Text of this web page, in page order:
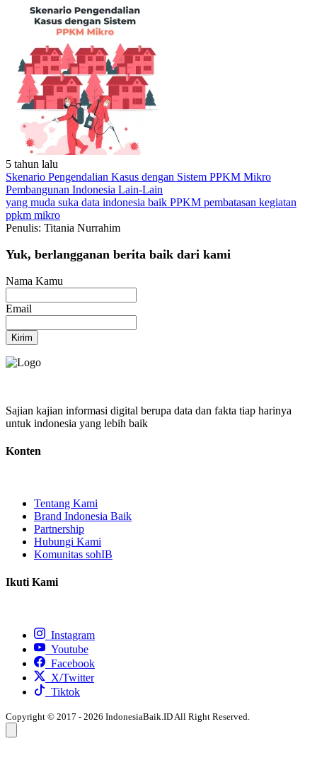
5 tahun lalu
Skenario Pengendalian Kasus dengan Sistem PPKM Mikro
Pembangunan Indonesia Lain-Lain
yang muda suka data indonesia baik PPKM pembatasan kegiatan
ppkm mikro
Penulis: Titania Nurrahim
Yuk, berlangganan berita baik dari kami
Nama Kamu
Email
Kirim
Sajian kajian informasi digital berupa data dan fakta tiap harinya
untuk indonesia yang lebih baik
Konten
Tentang Kami
Brand Indonesia Baik
Partnership
Hubungi Kami
Komunitas sohIB
Ikuti Kami
Instagram
Youtube
Facebook
X/Twitter
Tiktok
Copyright © 2017 - 2026 IndonesiaBaik.ID All Right Reserved.